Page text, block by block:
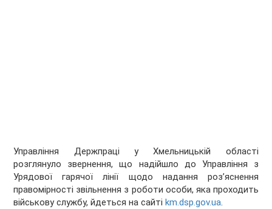
Управління Держпраці у Хмельницькій області
розглянуло звернення, що надійшло до Управління з
Урядової гарячої лінії щодо надання роз’яснення
правомірності звільнення з роботи особи, яка проходить
військову службу, йдеться на сайтіkm.dsp.gov.ua.